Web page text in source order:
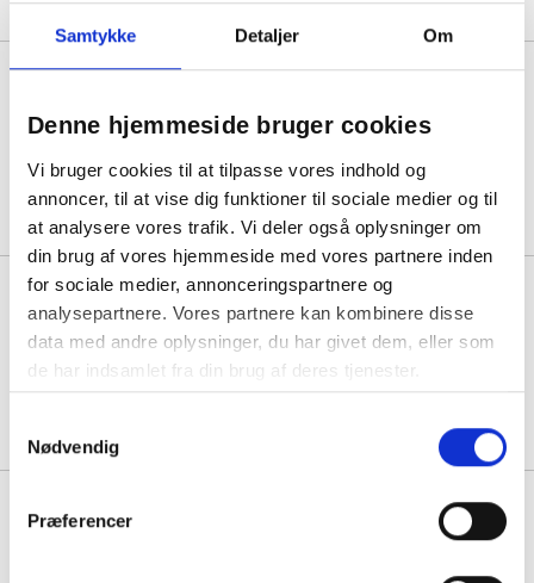
Samtykke Detaljer Om
Denne hjemmeside bruger cookies
Vi bruger cookies til at tilpasse vores indhold og
annoncer, til at vise dig funktioner til sociale medier og til
at analysere vores trafik. Vi deler også oplysninger om
din brug af vores hjemmeside med vores partnere inden
for sociale medier, annonceringspartnere og
analysepartnere. Vores partnere kan kombinere disse
data med andre oplysninger, du har givet dem, eller som
de har indsamlet fra din brug af deres tjenester.
Nødvendig
Præferencer
Strapbånd Master'In PET
354kg grøn
1 rulle á 1.192,50
Strapbånd Master'In PET
12,5x0,60mm Ø406 2500m
290kg grøn
1 rulle á 1.152,50
Forsendelsesposer i papir med